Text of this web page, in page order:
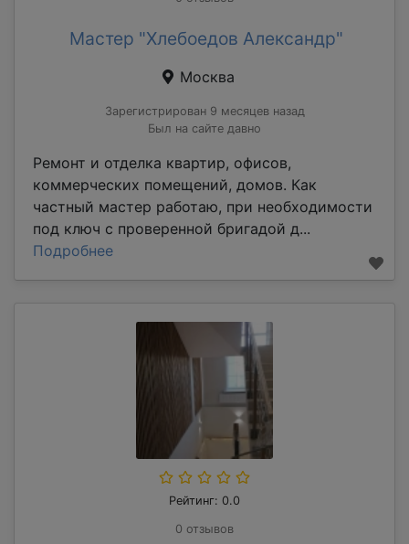
Мастер "Хлебоедов Александр"
Москва
Зарегистрирован 9 месяцев назад
Был на сайте давно
Ремонт и отделка квартир, офисов,
коммерческих помещений, домов. Как
частный мастер работаю, при необходимости
под ключ с проверенной бригадой д...
Подробнее
Рейтинг: 0.0
0 отзывов